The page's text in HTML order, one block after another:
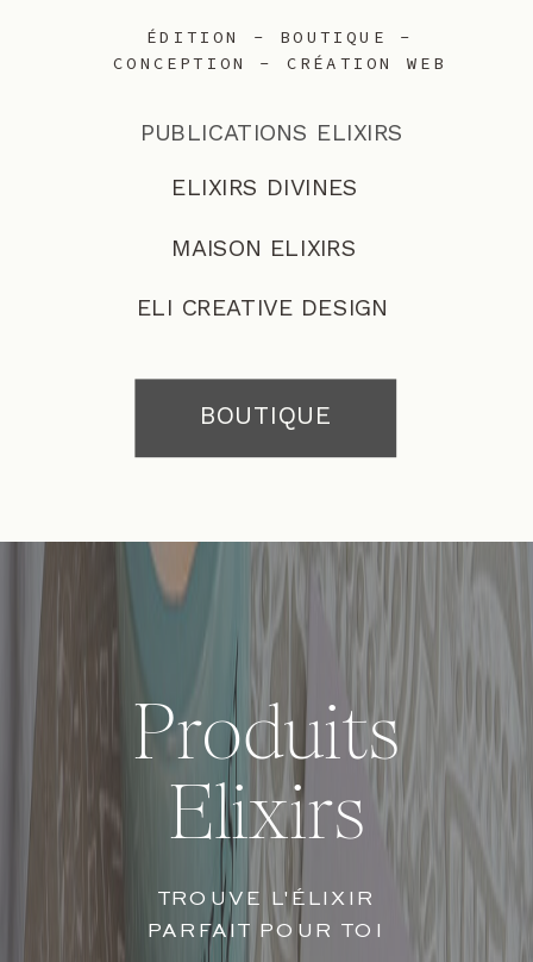
ÉDITION - BOUTIQUE -
CONCEPTION - CRÉATION WEB
BOUTIQUE
PUBLICATIONS ELIXIRS
ELI CREATIVE DESIGN
ELIXIRS DIVINES
MAISON ELIXIRS
TROUVE L'ÉLIXIR
PARFAIT POUR TOI
Produits
Elixirs